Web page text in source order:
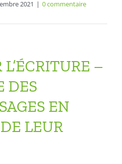
2021 | 0 commentaire
–
DES
EN
LEUR